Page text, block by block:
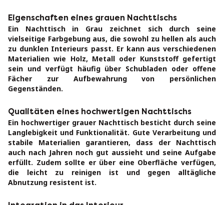
Eigenschaften eines grauen Nachttischs
Ein Nachttisch in Grau zeichnet sich durch seine
vielseitige Farbgebung aus, die sowohl zu hellen als auch
zu dunklen Interieurs passt. Er kann aus verschiedenen
Materialien wie Holz, Metall oder Kunststoff gefertigt
sein und verfügt häufig über Schubladen oder offene
Fächer zur Aufbewahrung von persönlichen
Gegenständen.
Qualitäten eines hochwertigen Nachttischs
Ein hochwertiger grauer Nachttisch besticht durch seine
Langlebigkeit und Funktionalität. Gute Verarbeitung und
stabile Materialien garantieren, dass der Nachttisch
auch nach Jahren noch gut aussieht und seine Aufgabe
erfüllt. Zudem sollte er über eine Oberfläche verfügen,
die leicht zu reinigen ist und gegen alltägliche
Abnutzung resistent ist.